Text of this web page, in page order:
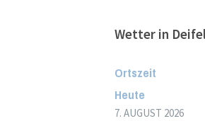
Wetter in
Ortszeit
Heute
7. AUGUST 2026